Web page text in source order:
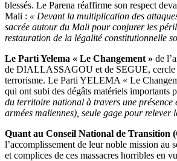
blessés. Le Parena réaffirme son respect
Mali : « Devant la multiplication des
sacrée autour du Mali pour conjurer les
restauration de la légalité constitutionnelle
Le Parti Yelema « Le Changement » de
de DIALLASSAGOU et de SEGUE, cercle
terrorisme. Le Parti YELEMA « Le
qui ont subi des dégâts matériels importants
du territoire national à travers une
armées maliennes), seule gage pour relever
Quant au Conseil National de Transition
l’accomplissement de leur noble mission
et complices de ces massacres horribles en